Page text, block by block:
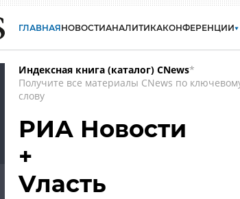
ГЛАВНАЯНОВОСТИАНАЛИТИКАКОНФЕРЕНЦИИ
Индексная книга (каталог) CNews*
Получите все материалы CNews по
слову
РИА Новости
+
Vласть